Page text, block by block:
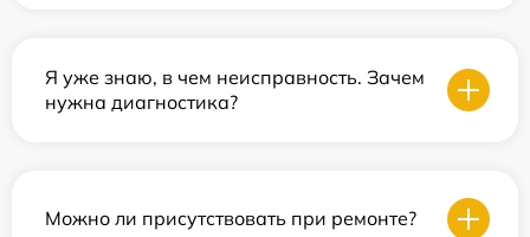
Я уже знаю, в чем неисправность. Зачем
нужна диагностика?
Можно ли присутствовать при ремонте?